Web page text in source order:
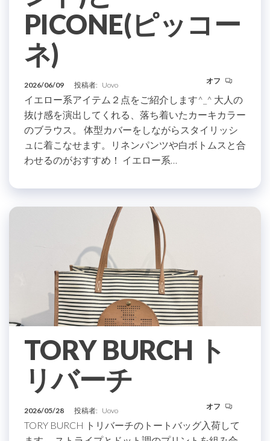
PICONE(ピッコー
ネ)
2026/06/09 投稿者: Uovo オフ
イエロー系アイテム２点をご紹介します^_^ 大人の
抜け感を演出してくれる、落ち着いたカーキカラー
のブラウス。 体型カバーをしながらスタイリッシ
ュに着こなせます。リネンパンツや白ボトムスと合
わせるのがおすすめ！ イエロー系…
TORY BURCH ト
リバーチ
2026/05/28 投稿者: Uovo オフ
TORY BURCH トリバーチのトートバッグ入荷して